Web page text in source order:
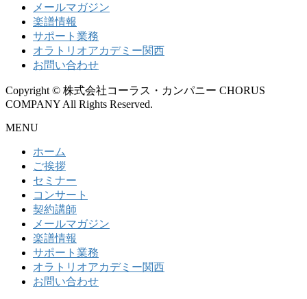
メールマガジン
楽譜情報
サポート業務
オラトリオアカデミー関西
お問い合わせ
Copyright © 株式会社コーラス・カンパニー CHORUS
COMPANY All Rights Reserved.
MENU
ホーム
ご挨拶
セミナー
コンサート
契約講師
メールマガジン
楽譜情報
サポート業務
オラトリオアカデミー関西
お問い合わせ